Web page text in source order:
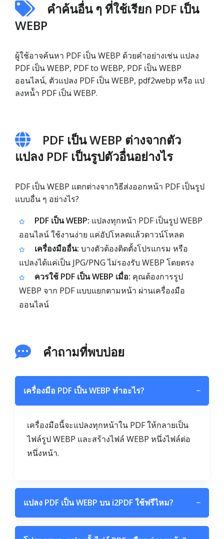
คำค้นอื่น ๆ ที่ใช้เรียก PDF เป็น
WEBP
ผู้ใช้อาจค้นหา PDF เป็น WEBP ด้วยคำอย่างเช่น แปลง
PDF เป็น WEBP, PDF to WEBP, PDF เป็น WEBP
ออนไลน์, ตัวแปลง PDF เป็น WEBP, pdf2webp หรือ แป
ลงหน้้า PDF เป็น WEBP.
PDF เป็น WEBP ต่างจากตัว
แปลง PDF เป็นรูปตัวอื่นอย่างไร
PDF เป็น WEBP แตกต่างจากวิธีส่งออกหน้า PDF เป็นรูป
แบบอื่น ๆ อย่างไร?
PDF เป็น WEBP: แปลงทุกหน้า PDF เป็นรูป WEBP
ออนไลน์ ใช้งานง่าย แค่อัปโหลดแล้วดาวน์โหลด
เครื่องมืออื่น: บางตัวต้องติดตั้งโปรแกรม หรือ
แปลงได้แค่เป็น JPG/PNG ไม่รองรับ WEBP โดยตรง
ควรใช้ PDF เป็น WEBP เมื่อ: คุณต้องการรูป
WEBP จาก PDF แบบแยกตามหน้า ผ่านเครื่องมือ
ออนไลน์
คำถามที่พบบ่อย
เครื่องมือ PDF เป็น WEBP ทำอะไร? −
เครื่องมือนี้จะแปลงทุกหน้าใน PDF ให้กลายเป็น
ไฟล์รูป WEBP และสร้างไฟล์ WEBP หนึ่งไฟล์ต่อ
หนึ่งหน้า.
แปลง PDF เป็น WEBP บน i2PDF ใช้ฟรีไหม? −